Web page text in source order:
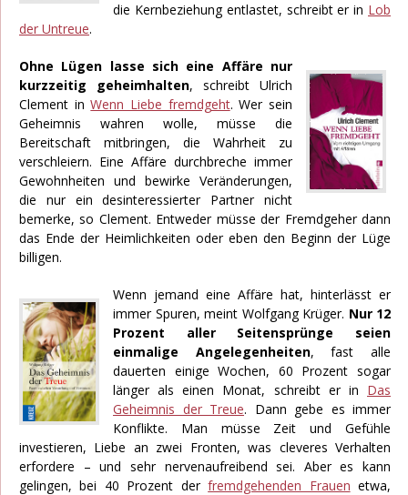
die Kernbeziehung entlastet, schreibt er in Lob
der Untreue.
Ohne Lügen lasse sich eine Affäre nur
kurzzeitig geheimhalten, schreibt Ulrich
Clement inWenn Liebe fremdgeht. Wer sein
Geheimnis wahren wolle, müsse die
Bereitschaft mitbringen, die Wahrheit zu
verschleiern. Eine Affäre durchbreche immer
Gewohnheiten und bewirke Veränderungen,
die nur ein desinteressierter Partner nicht
bemerke, so Clement. Entweder müsse der Fremdgeher dann
das Ende der Heimlichkeiten oder eben den Beginn der Lüge
billigen.
Wenn jemand eine Affäre hat, hinterlässt er
immer Spuren, meint Wolfgang Krüger. Nur 12
Prozent aller Seitensprünge seien
einmalige Angelegenheiten, fast alle
dauerten einige Wochen, 60 Prozent sogar
länger als einen Monat, schreibt er in Das
Geheimnis der Treue. Dann gebe es immer
Konflikte. Man müsse Zeit und Gefühle
investieren, Liebe an zwei Fronten, was cleveres Verhalten
erfordere – und sehr nervenaufreibend sei. Aber es kann
gelingen, bei 40 Prozent derfremdgehenden Frauen etwa,